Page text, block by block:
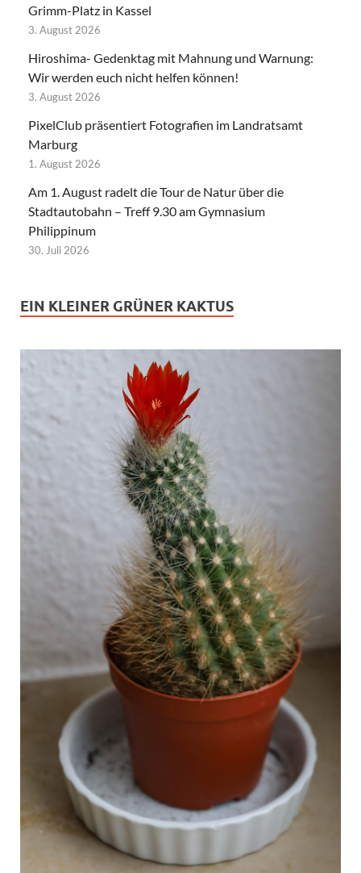
Grimm-Platz in Kassel
3. August 2026
Hiroshima- Gedenktag mit Mahnung und Warnung:
Wir werden euch nicht helfen können!
3. August 2026
PixelClub präsentiert Fotografien im Landratsamt
Marburg
1. August 2026
Am 1. August radelt die Tour de Natur über die
Stadtautobahn – Treff 9.30 am Gymnasium
Philippinum
30. Juli 2026
EIN KLEINER GRÜNER KAKTUS